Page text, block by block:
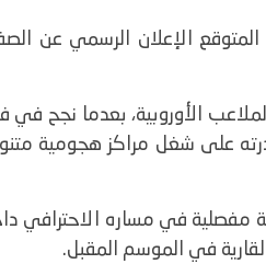
الإعلان الرسمي عن
الأوروبية، بعدما نجح
على شغل مراكز هجومية
مفصلية في مساره الاحترافي
في الموسم المقبل.